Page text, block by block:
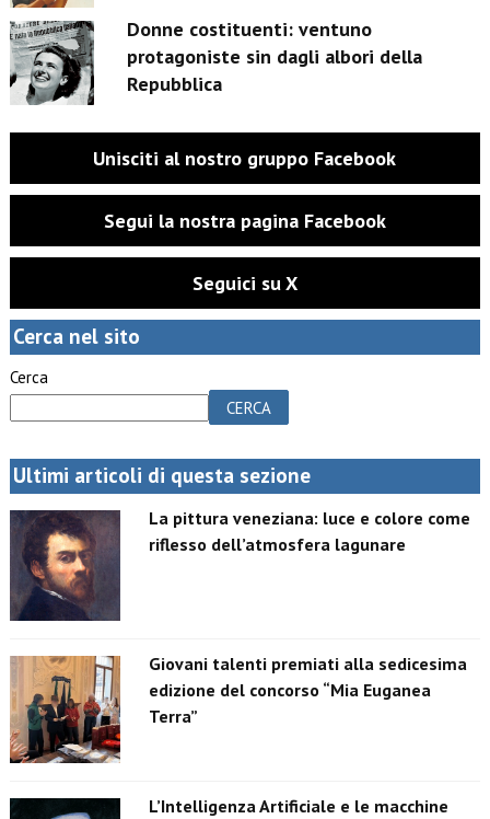
Donne costituenti: ventuno
protagoniste sin dagli albori della
Repubblica
Unisciti al nostro gruppo Facebook
Segui la nostra pagina Facebook
Seguici su X
Cerca nel sito
Cerca
CERCA
Ultimi articoli di questa sezione
La pittura veneziana: luce e colore come
riflesso dell’atmosfera lagunare
Giovani talenti premiati alla sedicesima
edizione del concorso “Mia Euganea
Terra”
L’Intelligenza Artificiale e le macchine